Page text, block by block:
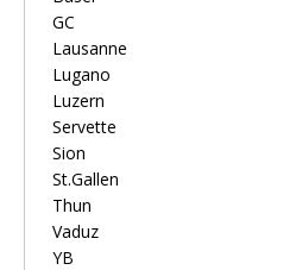
GC
Lausanne
Lugano
Luzern
Servette
Sion
St.Gallen
Thun
Vaduz
YB